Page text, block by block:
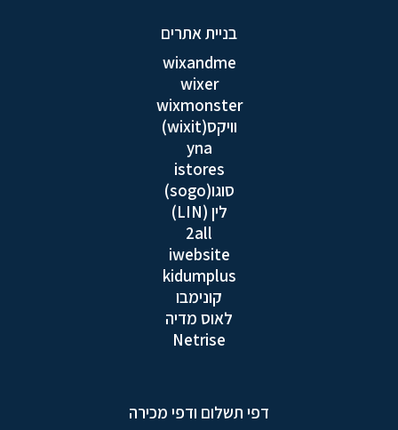
בניית אתרים
wixandme
wixer
wixmonster
וויקס(wixit)
yna
istores
סוגו(sogo)
לין (LIN)
2all
iwebsite
kidumplus
קונימבו
לאוס מדיה
Netrise
דפי תשלום ודפי מכירה